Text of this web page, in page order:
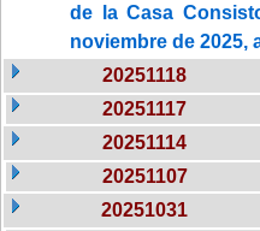
de la Casa
noviembre de 2025,
20251118
20251117
20251114
20251107
20251031